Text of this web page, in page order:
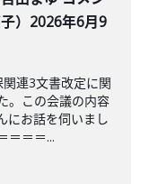
）2026年6月9
連3文書改定に関
。この会議の内容
にお話を伺いまし
＝＝＝...